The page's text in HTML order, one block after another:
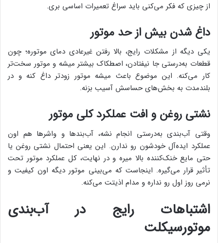
از چیزی که فکر می‌کنی باید سراغ تعمیرات اساسی بری.
داغ شدن بیش از حد موتور
یکی دیگه از مشکلات رایج، بالا رفتن غیرعادی دمای موتوره؛ چون
قطعات به‌درستی جا نیفتادن، اصطکاک بیشتر میشه و موتور سخت‌تر
کار می‌کنه. این موضوع باعث میشه موتور زودتر داغ کنه و در
بلندمدت به بخش‌های حساسش آسیب بزنه.
نشتی روغن و افت عملکرد کلی موتور
وقتی آب‌بندی به‌درستی انجام نشه، آب‌بندها و واشرها هم اون
عملکرد ایده‌آل خودشون رو ندارن. این یعنی احتمال نشتی روغن یا
حتی مایع خنک‌کننده بالا میره و در نهایت، کل عملکرد موتور تحت
تأثیر قرار می‌گیره. اینجاست که می‌بینی موتور دیگه اون کیفیت و
نرمی روز اول رو نداره و مدام اذیتت می‌کنه.
اشتباهات رایج در آب‌بندی
موتورسیکلت